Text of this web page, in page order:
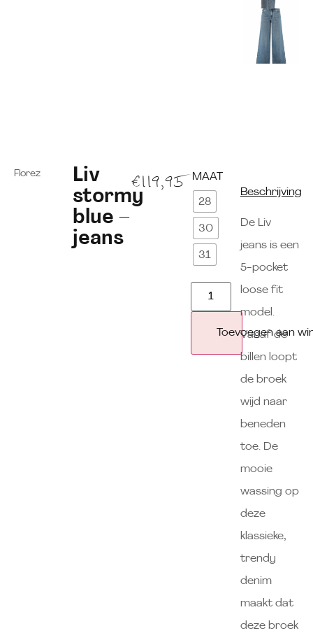
Florez
Liv
stormy
blue –
jeans
€119,95 MAAT
28
30
31
Toevoegen aan
Beschrijving
De Liv
jeans is een
5-pocket
loose fit
model.
Vanaf de
billen loopt
de broek
wijd naar
beneden
toe. De
mooie
wassing op
deze
klassieke,
trendy
denim
maakt dat
deze broek